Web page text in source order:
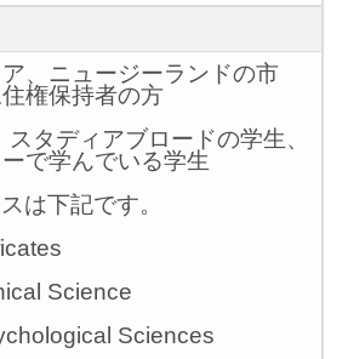
ア、ニュージーランドの市
権保持者の方
スタディアブロードの学生、
で学んでいる学生
は下記です。
Science​
Sciences